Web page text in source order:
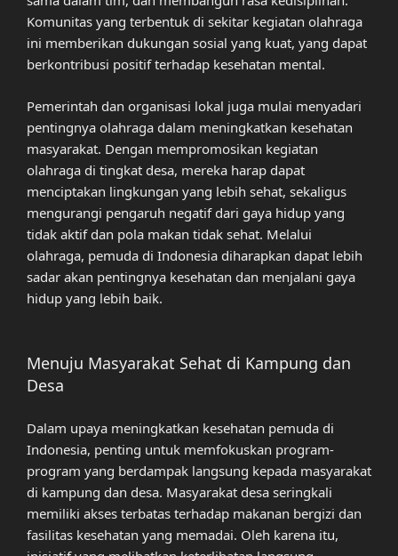
Komunitas yang terbentuk di sekitar kegiatan olahraga
ini memberikan dukungan sosial yang kuat, yang dapat
berkontribusi positif terhadap kesehatan mental.
Pemerintah dan organisasi lokal juga mulai menyadari
pentingnya olahraga dalam meningkatkan kesehatan
masyarakat. Dengan mempromosikan kegiatan
olahraga di tingkat desa, mereka harap dapat
menciptakan lingkungan yang lebih sehat, sekaligus
mengurangi pengaruh negatif dari gaya hidup yang
tidak aktif dan pola makan tidak sehat. Melalui
olahraga, pemuda di Indonesia diharapkan dapat lebih
sadar akan pentingnya kesehatan dan menjalani gaya
hidup yang lebih baik.
Menuju Masyarakat Sehat di Kampung dan
Desa
Dalam upaya meningkatkan kesehatan pemuda di
Indonesia, penting untuk memfokuskan program-
program yang berdampak langsung kepada masyarakat
di kampung dan desa. Masyarakat desa seringkali
memiliki akses terbatas terhadap makanan bergizi dan
fasilitas kesehatan yang memadai. Oleh karena itu,